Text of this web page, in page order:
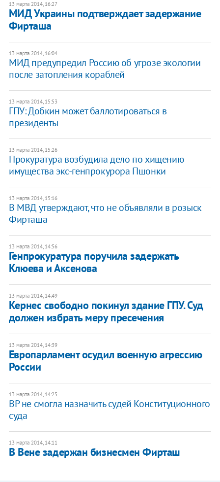
13 марта 2014, 16:27
​МИД Украины подтверждает задержание
Фирташа
13 марта 2014, 16:04
МИД предупредил Россию об угрозе экологии
после затопления кораблей
13 марта 2014, 15:53
ГПУ: Добкин может баллотироваться в
президенты
13 марта 2014, 15:26
Прокуратура возбудила дело по хищению
имущества экс-генпрокурора Пшонки
13 марта 2014, 15:16
В МВД утверждают, что не объявляли в розыск
Фирташа
13 марта 2014, 14:56
Генпрокуратура поручила задержать
Клюева и Аксенова
13 марта 2014, 14:49
Кернес свободно покинул здание ГПУ. Суд
должен избрать меру пресечения
13 марта 2014, 14:39
Европарламент осудил военную агрессию
России
13 марта 2014, 14:25
ВР не смогла назначить судей Конституционного
суда
13 марта 2014, 14:11
В Вене задержан бизнесмен Фирташ